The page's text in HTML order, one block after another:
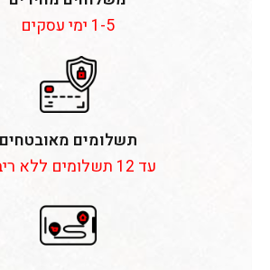
1-5 ימי עסקים
תשלומים מאובטחים
עד 12 תשלומים ללא ריבית